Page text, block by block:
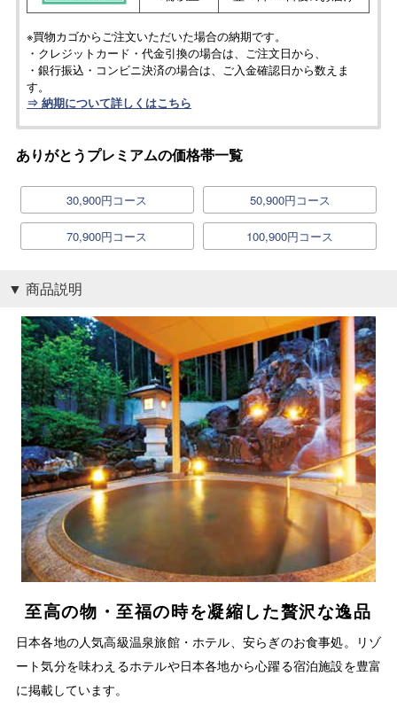
※買物カゴからご注文いただいた場合の納期です。
・クレジットカード・代金引換の場合は、ご注文日から、
・銀行振込・コンビニ決済の場合は、ご入金確認日から数えま
す。
⇒ 納期について詳しくはこちら
ありがとうプレミアムの価格帯一覧
30,900円コース 50,900円コース
70,900円コース 100,900円コース
商品説明
至高の物・至福の時を凝縮した贅沢な逸品
日本各地の人気高級温泉旅館・ホテル、安らぎのお食事処。リゾ
ート気分を味わえるホテルや日本各地から心躍る宿泊施設を豊富
に掲載しています。